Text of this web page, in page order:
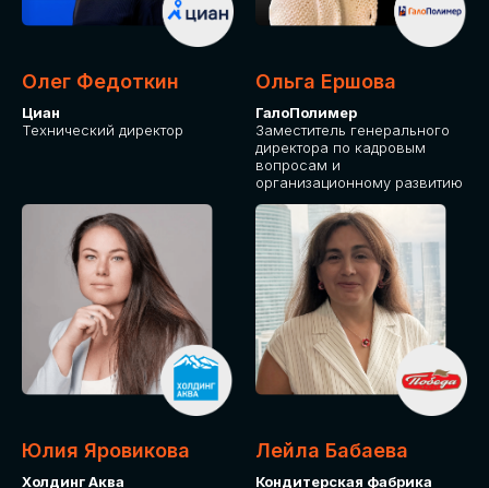
Олег Федоткин
Циан
Технический директор
Ольга Ершова
ГалоПолимер
Заместитель генерального
директора по кадровым
вопросам и
организационному развитию
Юлия Яровикова
Холдинг Аква
Лейла Бабаева
Кондитерская фабрика